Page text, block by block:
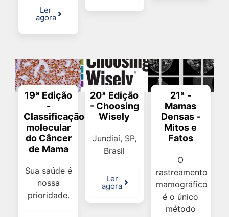
Ler
agora
19ª Edição
-
Classificação
molecular
do Câncer
de Mama
Sua saúde é
nossa
prioridade.
20ª Edição
- Choosing
Wisely
Jundiaí, SP,
Brasil
Ler
agora
21ª -
Mamas
Densas -
Mitos e
Fatos
O
rastreamento
mamográfico
é o único
método